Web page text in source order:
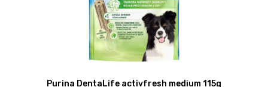
Purina DentaLife activfresh medium 115g